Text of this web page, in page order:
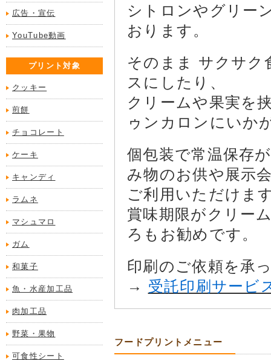
広告・宣伝
YouTube動画
プリント対象
クッキー
煎餅
チョコレート
ケーキ
キャンディ
ラムネ
マシュマロ
ガム
和菓子
魚・水産加工品
肉加工品
野菜・果物
可食性シート
シトロンやグリー
おります。
そのまま サクサク
スにしたり、
クリームや果実を
ゥンカロンにいか
個包装で常温保存
み物のお供や展示
ご利用いただけま
賞味期限がクリー
ろもお勧めです。
印刷のご依頼を承
→ 受託印刷サービ
フードプリントメニュー